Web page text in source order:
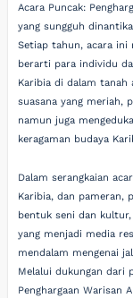
Acara Puncak:
yang sungguh
Setiap tahun, acara ini
berarti para individu
Karibia di dalam tanah
suasana yang meriah,
namun juga
keragaman budaya
Dalam serangkaian
Karibia, dan pameran,
bentuk seni dan kultur,
yang menjadi media
mendalam mengenai
Melalui dukungan dari
Penghargaan Warisan